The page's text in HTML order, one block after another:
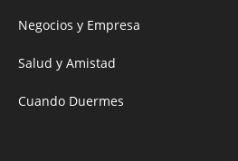
Negocios y Empresa
Salud y Amistad
Cuando Duermes